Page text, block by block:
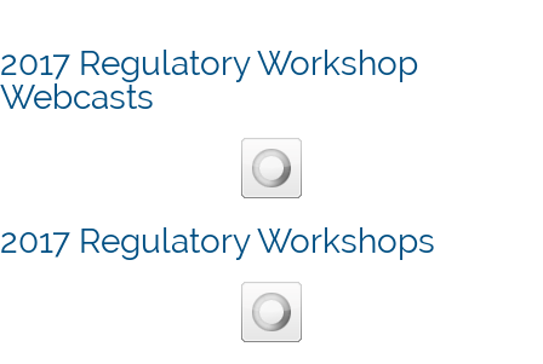
2017 Regulatory Workshop
Webcasts
2017 Regulatory Workshops